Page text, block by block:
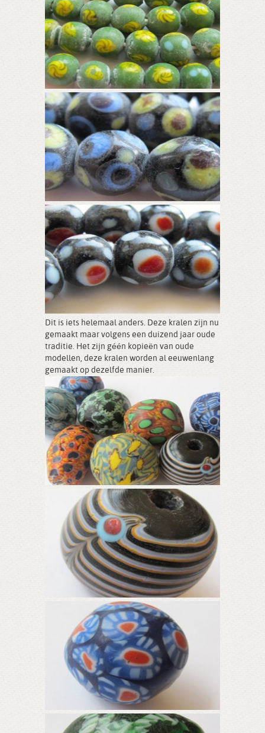
Dit is iets helemaal anders. Deze kralen zijn nu
gemaakt maar volgens een duizend jaar oude
traditie. Het zijn géén kopieën van oude
modellen, deze kralen worden al eeuwenlang
gemaakt op dezelfde manier.